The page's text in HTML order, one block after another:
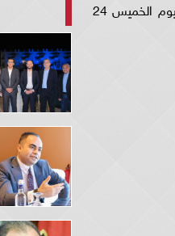
أسعار الذهب في مصر اليوم الخميس.. ومفاجأة في سعر عيار 21... استقرت أسعار الذهب في مصر اليوم الخميس 24